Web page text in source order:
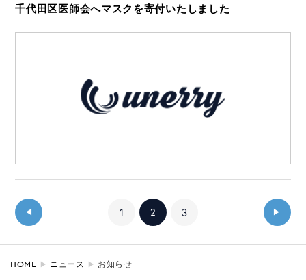
千代田区医師会へマスクを寄付いたしました
◀ 1 2 3 ▶
HOME ニュース お知らせ